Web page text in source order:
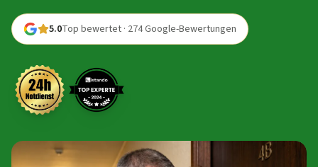
5.0Top bewertet · 274 Google-Bewertungen